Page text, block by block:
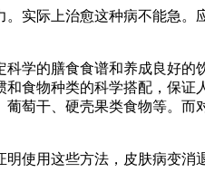
实际上治愈这种病不能急。
学的膳食食谱和养成良好的
食物种类的科学搭配，保证
萄干、硬壳果类食物等。而
使用这些方法，皮肤病变消